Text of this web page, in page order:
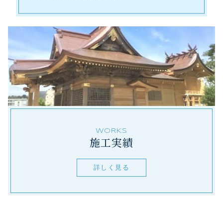
WORKS
施工実績
詳しく見る